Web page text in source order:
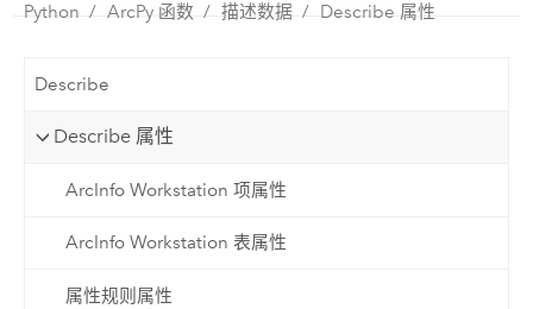
Python ArcPy 函数 描述数据 Describe 属性
Describe
Describe 属性
ArcInfo Workstation 项属性
ArcInfo Workstation 表属性
属性规则属性